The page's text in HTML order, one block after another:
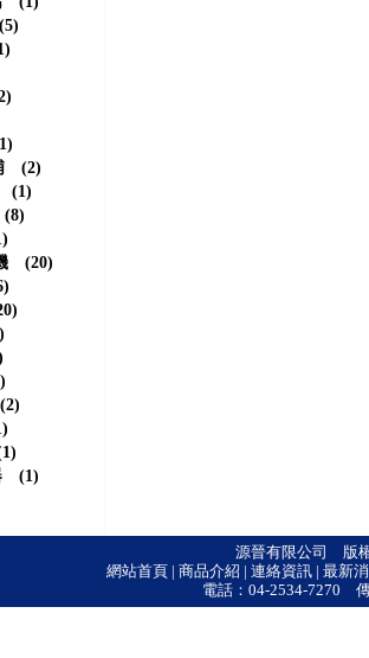
(2)
(1)
(20)
(1)
源晉有限公司 版權
網站首頁| 商品介紹 | 連絡資訊| 最新
電話：04-2534-7270